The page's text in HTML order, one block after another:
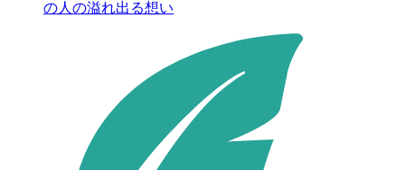
の人の溢れ出る想い